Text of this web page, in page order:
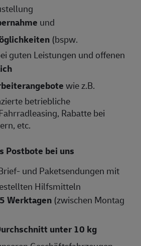
und
(bspw.
guten Leistungen und offenen
wie z.B.
betriebliche
Rabatte bei
etc.
Postbote bei uns
und Paketsendungen mit
Hilfsmitteln
5 Werktagen (zwischen Montag
unter 10 kg